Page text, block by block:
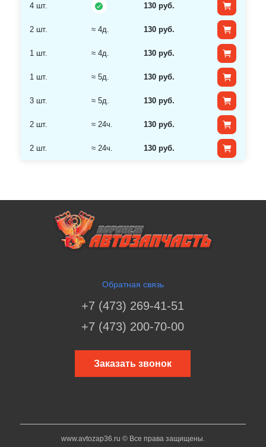
4 шт. 130 руб.
2 шт. ≈ 4д. 130 руб.
1 шт. ≈ 4д. 130 руб.
1 шт. ≈ 5д. 130 руб.
3 шт. ≈ 5д. 130 руб.
2 шт. ≈ 24ч. 130 руб.
2 шт. ≈ 24ч. 130 руб.
Обратная связь
+7 (473) 269-41-51
+7 (473) 200-70-00
Заказать звонок
www.avtozap36.ru © Все права защищены.